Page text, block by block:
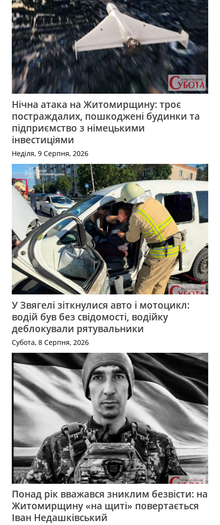
Нічна атака на Житомирщину: троє
постраждалих, пошкоджені будинки та
підприємство з німецькими
інвестиціями
Неділя, 9 Серпня, 2026
У Звягелі зіткнулися авто і мотоцикл:
водій був без свідомості, водійку
деблокували рятувальники
Субота, 8 Серпня, 2026
Понад рік вважався зниклим безвісти: на
Житомирщину «на щиті» повертається
Іван Недашківський